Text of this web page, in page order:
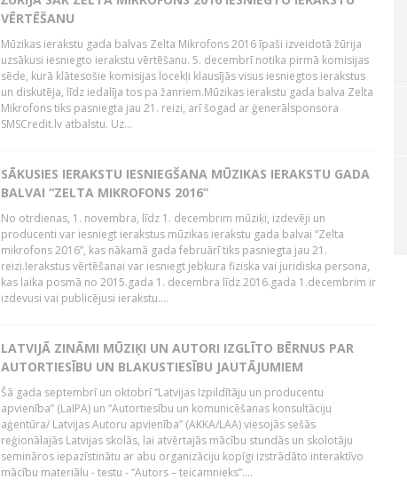
VĒRTĒŠANU
Mūzikas ierakstu gada balvas Zelta Mikrofons 2016 īpaši izveidotā žūrija
uzsākusi iesniegto ierakstu vērtēšanu. 5. decembrī notika pirmā komisijas
sēde, kurā klātesošie komisijas locekļi klausījās visus iesniegtos ierakstus
un diskutēja, līdz iedalīja tos pa žanriem.Mūzikas ierakstu gada balva Zelta
Mikrofons tiks pasniegta jau 21. reizi, arī šogad ar ģenerālsponsora
SMSCredit.lv atbalstu. Uz...
SĀKUSIES IERAKSTU IESNIEGŠANA MŪZIKAS IERAKSTU GADA
BALVAI “ZELTA MIKROFONS 2016”
No otrdienas, 1. novembra, līdz 1. decembrim mūziķi, izdevēji un
producenti var iesniegt ierakstus mūzikas ierakstu gada balvai “Zelta
mikrofons 2016”, kas nākamā gada februārī tiks pasniegta jau 21.
reizi.Ierakstus vērtēšanai var iesniegt jebkura fiziska vai juridiska persona,
kas laika posmā no 2015.gada 1. decembra līdz 2016.gada 1.decembrim ir
izdevusi vai publicējusi ierakstu....
LATVIJĀ ZINĀMI MŪZIĶI UN AUTORI IZGLĪTO BĒRNUS PAR
AUTORTIESĪBU UN BLAKUSTIESĪBU JAUTĀJUMIEM
Šā gada septembrī un oktobrī “Latvijas Izpildītāju un producentu
apvienība” (LaIPA) un “Autortiesību un komunicēšanas konsultāciju
aģentūra/ Latvijas Autoru apvienība” (AKKA/LAA) viesojās sešās
reģionālajās Latvijas skolās, lai atvērtajās mācību stundās un skolotāju
semināros iepazīstinātu ar abu organizāciju kopīgi izstrādāto interaktīvo
mācību materiālu - testu - “Autors – teicamnieks”....